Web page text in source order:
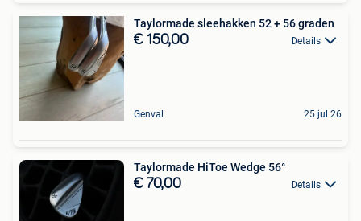
Taylormade sleehakken 52 + 56 graden
€ 150,00 Details
Genval 25 jul 26
Taylormade HiToe Wedge 56°
€ 70,00 Details